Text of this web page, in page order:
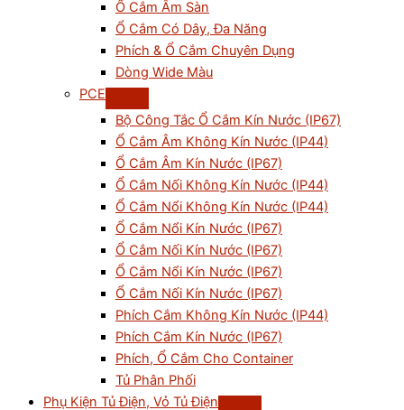
Ổ Cắm Âm Sàn
Ổ Cắm Có Dây, Đa Năng
Phích & Ổ Cắm Chuyên Dụng
Dòng Wide Màu
PCE
Bộ Công Tắc Ổ Cắm Kín Nước (IP67)
Ổ Cắm Âm Không Kín Nước (IP44)
Ổ Cắm Âm Kín Nước (IP67)
Ổ Cắm Nối Không Kín Nước (IP44)
Ổ Cắm Nổi Không Kín Nước (IP44)
Ổ Cắm Nổi Kín Nước (IP67)
Ổ Cắm Nối Kín Nước (IP67)
Ổ Cắm Nổi Kín Nước (IP67)
Ổ Cắm Nối Kín Nước (IP67)
Phích Cắm Không Kín Nước (IP44)
Phích Cắm Kín Nước (IP67)
Phích, Ổ Cắm Cho Container
Tủ Phân Phối
Phụ Kiện Tủ Điện, Vỏ Tủ Điện